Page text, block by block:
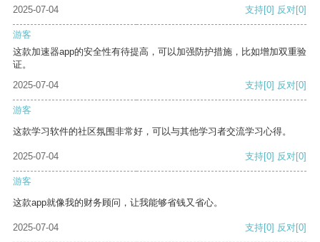
2025-07-04
支持[0] 反对[0]
游客
这款加速器app的安全性有待提高，可以加强防护措施，比如增加双重验
证。
2025-07-04
支持[0] 反对[0]
游客
这款学习软件的社区氛围非常好，可以与其他学习者交流学习心得。
2025-07-04 支持[0] 反对[0]
游客
这款app就像我的财务顾问，让我能够省钱又省心。
2025-07-04 支持[0] 反对[0]